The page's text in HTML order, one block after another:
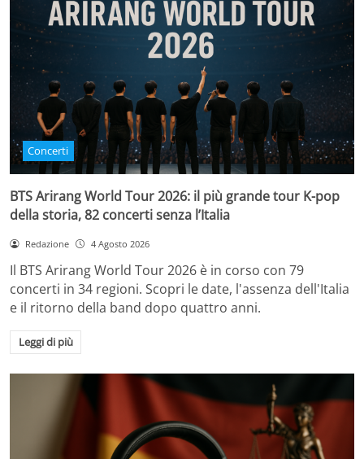
Concerti
BTS Arirang World Tour 2026: il più grande tour K-pop
della storia, 82 concerti senza l’Italia
Redazione 4 Agosto 2026
Il BTS Arirang World Tour 2026 è in corso con 79
concerti in 34 regioni. Scopri le date, l'assenza dell'Italia
e il ritorno della band dopo quattro anni.
Leggi di più